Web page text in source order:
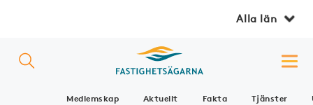
Alla län
Medlemskap Aktuellt Fakta Tjänster